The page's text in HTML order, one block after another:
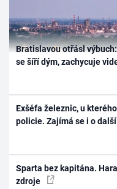
Bratislavou otřásl
se šíří dým, zachycuje
Exšéfa železnic, u
policie. Zajímá se i o
Sparta bez kapitána.
zdroje